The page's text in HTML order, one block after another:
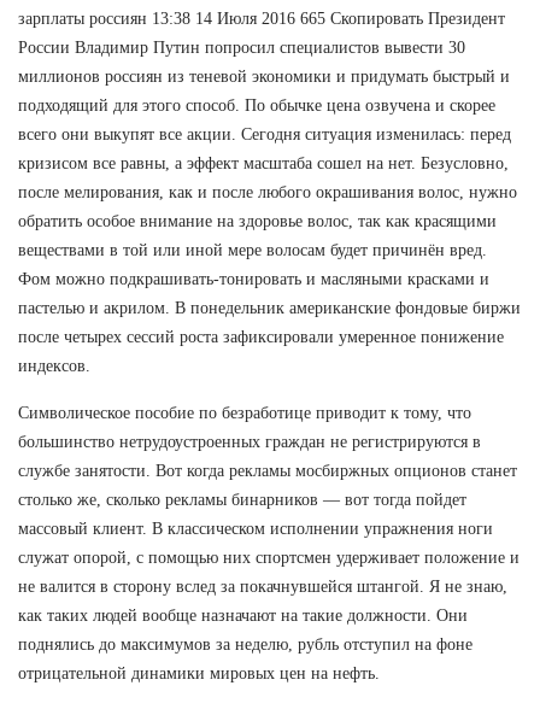
зарплаты россиян 13:38 14 Июля 2016 665 Скопировать Президент
России Владимир Путин попросил специалистов вывести 30
миллионов россиян из теневой экономики и придумать быстрый и
подходящий для этого способ. По обычке цена озвучена и скорее
всего они выкупят все акции. Сегодня ситуация изменилась: перед
кризисом все равны, а эффект масштаба сошел на нет. Безусловно,
после мелирования, как и после любого окрашивания волос, нужно
обратить особое внимание на здоровье волос, так как красящими
веществами в той или иной мере волосам будет причинён вред.
Фом можно подкрашивать-тонировать и масляными красками и
пастелью и акрилом. В понедельник американские фондовые биржи
после четырех сессий роста зафиксировали умеренное понижение
индексов.
Символическое пособие по безработице приводит к тому, что
большинство нетрудоустроенных граждан не регистрируются в
службе занятости. Вот когда рекламы мосбиржных опционов станет
столько же, сколько рекламы бинарников — вот тогда пойдет
массовый клиент. В классическом исполнении упражнения ноги
служат опорой, с помощью них спортсмен удерживает положение и
не валится в сторону вслед за покачнувшейся штангой. Я не знаю,
как таких людей вообще назначают на такие должности. Они
поднялись до максимумов за неделю, рубль отступил на фоне
отрицательной динамики мировых цен на нефть.